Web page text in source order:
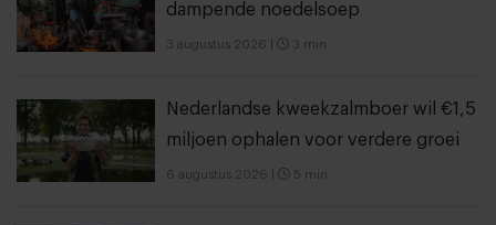
dampende noedelsoep
3 augustus 2026 3 min
Nederlandse kweekzalmboer wil €1,5
miljoen ophalen voor verdere groei
6 augustus 2026 5 min